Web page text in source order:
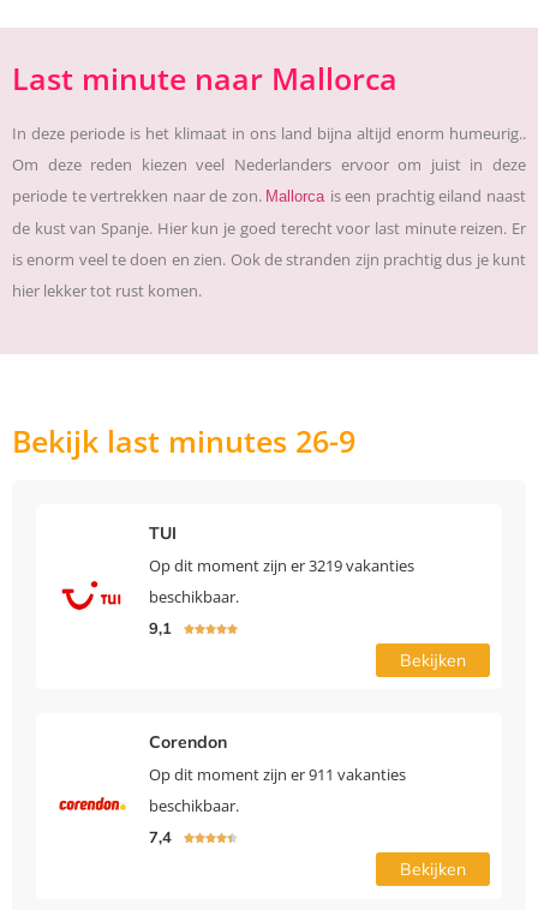
Last minute naar Mallorca
In deze periode is het klimaat in ons land bijna altijd enorm humeurig..
Om deze reden kiezen veel Nederlanders ervoor om juist in deze
periode te vertrekken naar de zon. Mallorca is een prachtig eiland naast
de kust van Spanje. Hier kun je goed terecht voor last minute reizen. Er
is enorm veel te doen en zien. Ook de stranden zijn prachtig dus je kunt
hier lekker tot rust komen.
Bekijk last minutes 26-9
TUI
Op dit moment zijn er 3219 vakanties
beschikbaar.
9,1 
Bekijken
Corendon
Op dit moment zijn er 911 vakanties
beschikbaar.
7,4 
Bekijken